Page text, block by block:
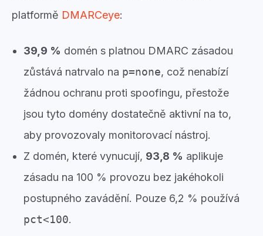
platformě DMARCeye:
39,9 % domén s platnou DMARC zásadou
zůstává natrvalo na p=none, což nenabízí
žádnou ochranu proti spoofingu, přestože
jsou tyto domény dostatečně aktivní na to,
aby provozovaly monitorovací nástroj.
Z domén, které vynucují, 93,8 % aplikuje
zásadu na 100 % provozu bez jakéhokoli
postupného zavádění. Pouze 6,2 % používá
pct<100.